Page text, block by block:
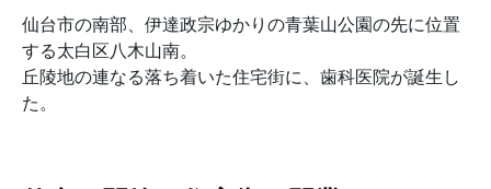
仙台市の南部、伊達政宗ゆかりの青葉山公園の先に位置
する太白区八木山南。
丘陵地の連なる落ち着いた住宅街に、歯科医院が誕生し
た。